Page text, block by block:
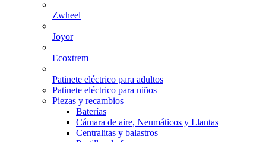
Zwheel
Joyor
Ecoxtrem
Patinete eléctrico para adultos
Patinete eléctrico para niños
Piezas y recambios
Baterías
Cámara de aire, Neumáticos y Llantas
Centralitas y balastros